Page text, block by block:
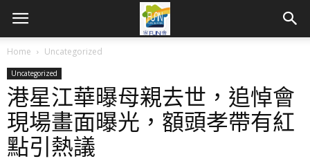
Home Uncategorized
Uncategorized
港星江華曝母親去世，追悼會
現場畫面曝光，額頭孝帶有紅
點引熱議